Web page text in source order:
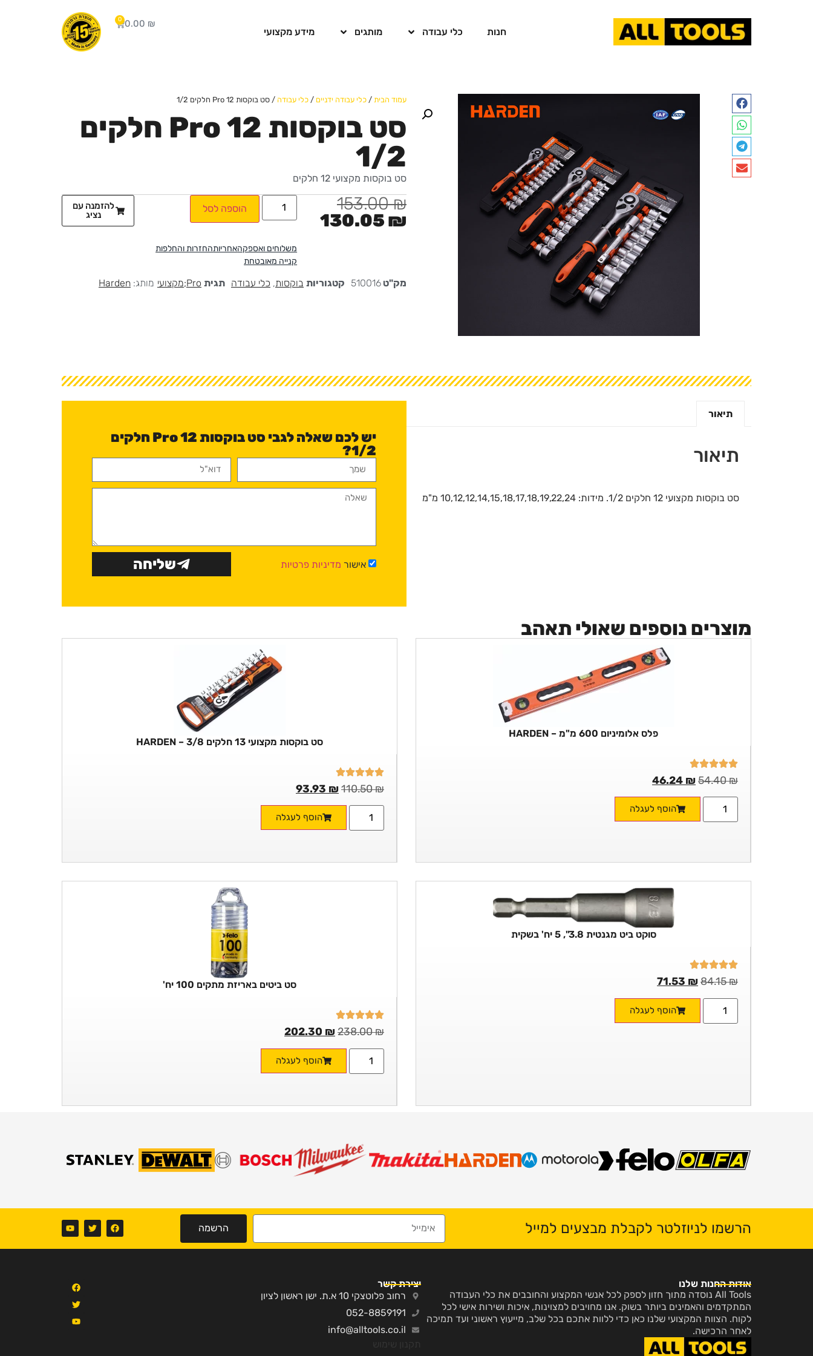
חנות כלי עבודה מותגים מידע מקצועי
0.00 ₪
0
עמוד הבית / כלי עבודה ידניים / כלי עבודה / סט בוקסות Pro 12 חלקים 1/2
סט בוקסות Pro 12 חלקים
1/2
סט בוקסות מקצועי 12 חלקים
153.00₪
130.05 ₪
הוספה לסל
משלוחים ואספקהאחריותהחזרות והחלפות
קנייה מאובטחת
להזמנה עם
נציג
מק"ט 510016 קטגוריות בוקסות, כלי עבודה תגית Pro;מקצועי מותג: Harden
תיאור
תיאור
סט בוקסות מקצועי 12 חלקים 1/2. מידות: 10,12,12,14,15,18,17,18,19,22,24 מ"מ
יש לכם שאלה לגבי סט בוקסות Pro 12 חלקים
1/2?
אישור מדיניות פרטיות שליחה
מוצרים נוספים שאולי תאהב
פלס אלומיניום 600 מ"מ – HARDEN
54.40₪
46.24 ₪
הוסף לעגלה
סט בוקסות מקצועי 13 חלקים 3/8 – HARDEN
110.50₪
93.93 ₪
הוסף לעגלה
סוקט ביט מגנטית 3.8", 5 יח' בשקית
84.15₪
71.53 ₪
הוסף לעגלה
סט ביטים באריזת מתקים 100 יח'
238.00₪
202.30 ₪
הוסף לעגלה
הרשמו לניוזלטר לקבלת מבצעים למייל הרשמה
אודות החנות שלנו
All Tools נוסדה מתוך חזון לספק לכל אנשי המקצוע והחובבים את כלי העבודה
המתקדמים והאמינים ביותר בשוק. אנו מחויבים למצוינות, איכות ושירות אישי לכל
לקוח. הצוות המקצועי שלנו כאן כדי ללוות אתכם בכל שלב, מייעוץ ראשוני ועד תמיכה
לאחר הרכישה.
יצירת קשר
רחוב פלוטצקי 10 א.ת. ישן ראשון לציון
052-8859191
info@alltools.co.il